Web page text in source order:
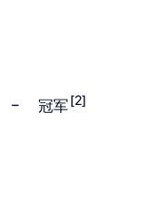
– 冠军 [2]